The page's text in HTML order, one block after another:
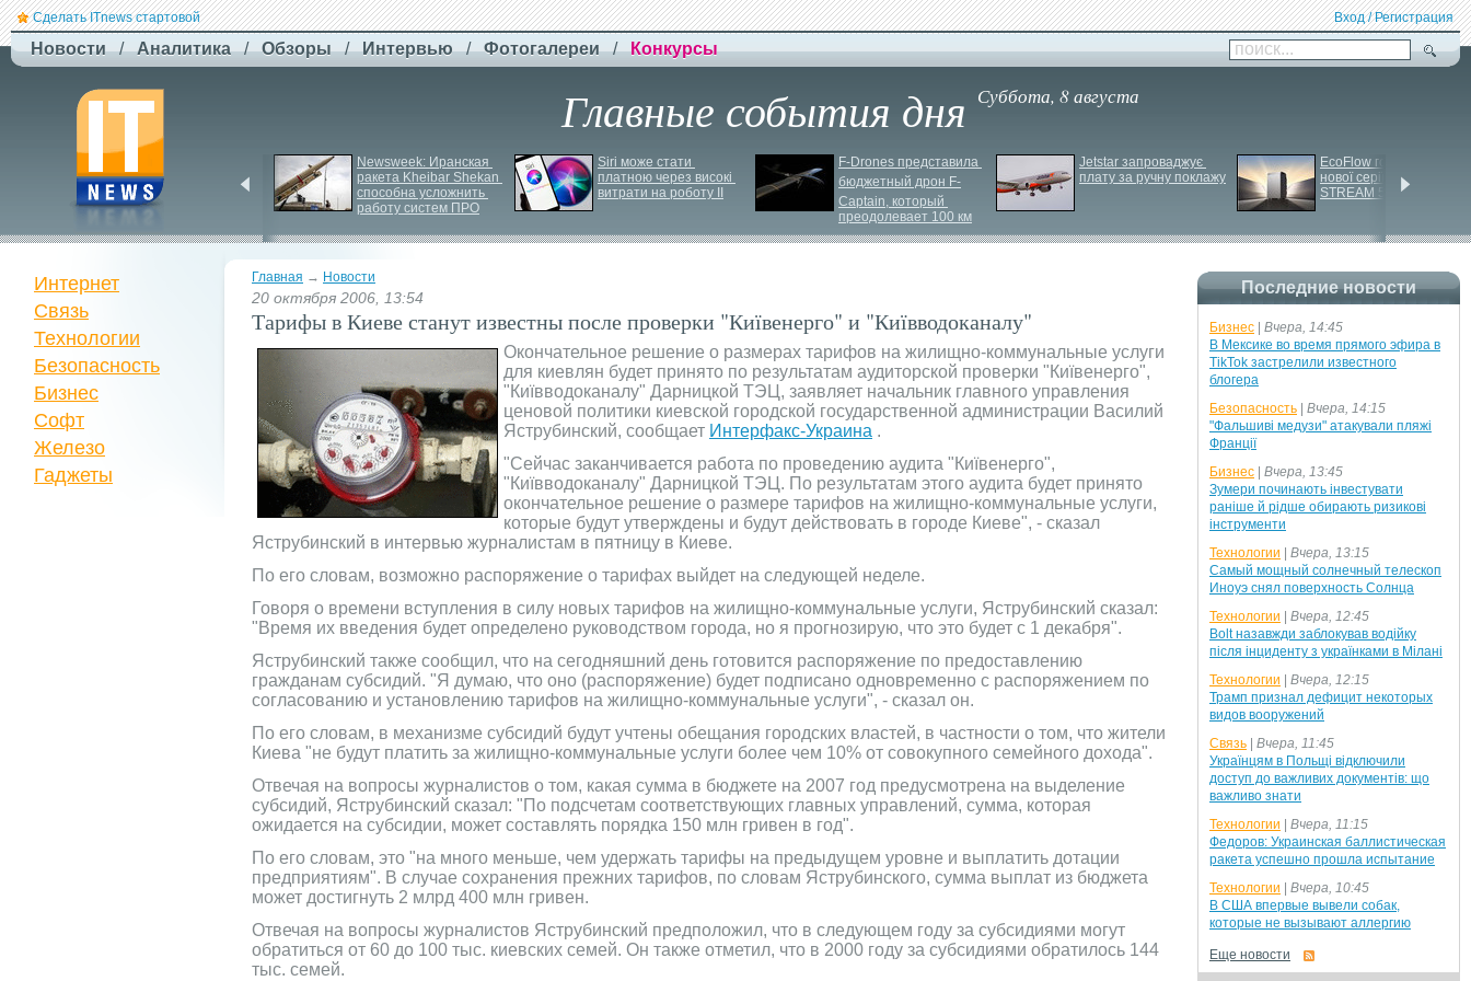
Сделать ITnews стартовой Вход / Регистрация
Новости / Аналитика / Обзоры / Интервью / Фотогалереи / Конкурсы поиск...
Главные события дня Суббота, 8 августа
знищив ключовий
склад Intertop Ukraine
Newsweek: Иранская
ракета Kheibar Shekan
способна усложнить
работу систем ПРО
Siri може стати
платною через високі
витрати на роботу ІІ
F-Drones представила
бюджетный дрон F-
Сaptain, который
преодолевает 100 км
Jetstar запроваджує
плату за ручну поклажу
EcoFlow готує анонс
нової серії станцій -
STREAM 5000
Главная → Новости
20 октября 2006, 13:54
Тарифы в Киеве станут известны после проверки "Київенерго" и "Київводоканалу"
Окончательное решение о размерах тарифов на жилищно-коммунальные услуги
для киевлян будет принято по результатам аудиторской проверки "Київенерго",
"Київводоканалу" Дарницкой ТЭЦ, заявляет начальник главного управления
ценовой политики киевской городской государственной администрации Василий
Яструбинский, сообщает Интерфакс-Украина .
"Сейчас заканчивается работа по проведению аудита "Київенерго",
"Київводоканалу" Дарницкой ТЭЦ. По результатам этого аудита будет принято
окончательное решение о размере тарифов на жилищно-коммунальные услуги,
которые будут утверждены и будут действовать в городе Киеве", - сказал
Яструбинский в интервью журналистам в пятницу в Киеве.
По его словам, возможно распоряжение о тарифах выйдет на следующей неделе.
Говоря о времени вступления в силу новых тарифов на жилищно-коммунальные услуги, Яструбинский сказал:
"Время их введения будет определено руководством города, но я прогнозирую, что это будет с 1 декабря".
Яструбинский также сообщил, что на сегодняшний день готовится распоряжение по предоставлению
гражданам субсидий. "Я думаю, что оно (распоряжение) будет подписано одновременно с распоряжением по
согласованию и установлению тарифов на жилищно-коммунальные услуги", - сказал он.
По его словам, в механизме субсидий будут учтены обещания городских властей, в частности о том, что жители
Киева "не будут платить за жилищно-коммунальные услуги более чем 10% от совокупного семейного дохода".
Отвечая на вопросы журналистов о том, какая сумма в бюджете на 2007 год предусмотрена на выделение
субсидий, Яструбинский сказал: "По подсчетам соответствующих главных управлений, сумма, которая
ожидается на субсидии, может составлять порядка 150 млн гривен в год".
По его словам, это "на много меньше, чем удержать тарифы на предыдущем уровне и выплатить дотации
предприятиям". В случае сохранения прежних тарифов, по словам Яструбинского, сумма выплат из бюджета
может достигнуть 2 млрд 400 млн гривен.
Отвечая на вопросы журналистов Яструбинский предположил, что в следующем году за субсидиями могут
обратиться от 60 до 100 тыс. киевских семей. Он также отметил, что в 2000 году за субсидиями обратилось 144
тыс. семей.
Интернет
Связь
Технологии
Безопасность
Бизнес
Софт
Железо
Гаджеты
Последние новости
Бизнес
Вчера, 14:45
В Мексике во время прямого эфира в
TikTok застрелили известного
блогера
Безопасность
Вчера, 14:15
"Фальшиві медузи" атакували пляжі
Франції
Бизнес
Вчера, 13:45
Зумери починають інвестувати
раніше й рідше обирають ризикові
інструменти
Технологии
Вчера, 13:15
Самый мощный солнечный телескоп
Иноуэ снял поверхность Солнца
Технологии
Вчера, 12:45
Bolt назавжди заблокував водійку
після інциденту з українками в Мілані
Технологии
Вчера, 12:15
Трамп признал дефицит некоторых
видов вооружений
Связь
Вчера, 11:45
Українцям в Польщі відключили
доступ до важливих документів: що
важливо знати
Технологии
Вчера, 11:15
Федоров: Украинская баллистическая
ракета успешно прошла испытание
Технологии
Вчера, 10:45
В США впервые вывели собак,
которые не вызывают аллергию
Еще новости